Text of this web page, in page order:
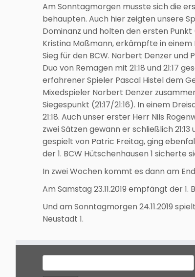
Am Sonntagmorgen musste sich die
behaupten. Auch hier zeigten unsere
Dominanz und holten den ersten Punkt
Kristina Moßmann, erkämpfte in einem
Sieg für den BCW. Norbert Denzer
Duo von Remagen mit 21:18 und 21:17
erfahrener Spieler Pascal Histel dem
Mixedspieler Norbert Denzer
Siegespunkt (21:17/21:16). In einem
21:18. Auch unser erster Herr Nils
zwei Sätzen gewann er schließlich
gespielt von Patric Freitag, ging
der 1. BCW Hütschenhausen 1 sicherte
In zwei Wochen kommt es dann am
Am Samstag 23.11.2019 empfängt der 1.
Und am Sonntagmorgen 24.11.2019
Neustadt 1.
Suche
nach: